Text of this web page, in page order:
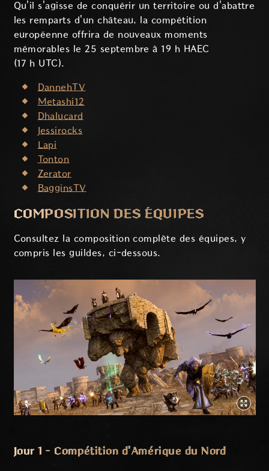
Qu'il s'agisse de conquérir un territoire ou d'abattre
les remparts d'un château, la compétition
européenne offrira de nouveaux moments
mémorables le 25 septembre à 19 h HAEC
(17 h UTC).
DannehTV
Metashi12
Dhalucard
Jessirocks
Lapi
Tonton
Zerator
BagginsTV
COMPOSITION DES ÉQUIPES
Consultez la composition complète des équipes, y
compris les guildes, ci-dessous.
Jour 1 - Compétition d'Amérique du Nord